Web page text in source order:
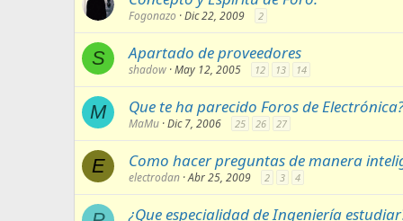
Fogonazo Dic 22, 2009 2
S Apartado de proveedores
shadow May 12, 2005 12 13 14
M Que te ha parecido Foros de Electrónica?
MaMu Dic 7, 2006 25 26 27
E Como hacer preguntas de manera
electrodan Abr 25, 2009 2 3 4
¿Que especialidad de Ingeniería